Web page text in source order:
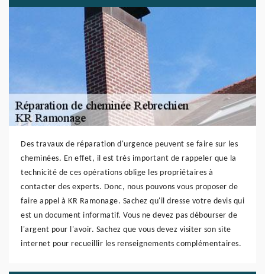
Des travaux de réparation d'urgence peuvent se faire sur les
cheminées. En effet, il est très important de rappeler que la
technicité de ces opérations oblige les propriétaires à
contacter des experts. Donc, nous pouvons vous proposer de
faire appel à KR Ramonage. Sachez qu'il dresse votre devis qui
est un document informatif. Vous ne devez pas débourser de
l'argent pour l'avoir. Sachez que vous devez visiter son site
internet pour recueillir les renseignements complémentaires.